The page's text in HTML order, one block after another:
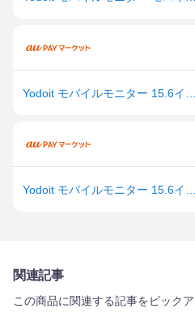
関連記事
この商品に関連する記事をピックア